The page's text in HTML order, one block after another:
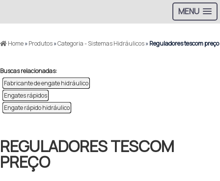
MENU
Home»Produtos»Categoria - Sistemas Hidráulicos»Reguladores tescom preço
Buscas relacionadas:
Fabricante de engate hidráulico
Engates rápidos
Engate rápido hidráulico
REGULADORES TESCOM
PREÇO